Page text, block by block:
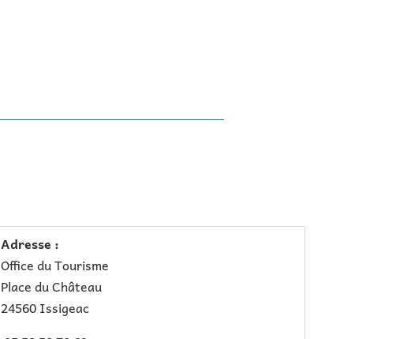
Adresse :
Office du Tourisme
Place du Château
24560 Issigeac